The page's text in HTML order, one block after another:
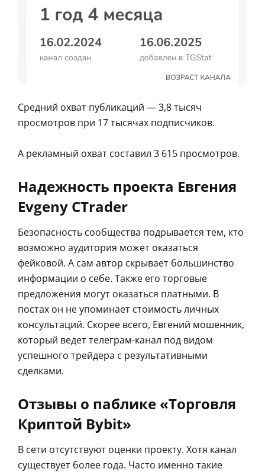
Средний охват публикаций — 3,8 тысяч
просмотров при 17 тысячах подписчиков.
А рекламный охват составил 3 615 просмотров.
Надежность проекта Евгения
Evgeny CTrader
Безопасность сообщества подрывается тем, кто
возможно аудитория может оказаться
фейковой. А сам автор скрывает большинство
информации о себе. Также его торговые
предложения могут оказаться платными. В
постах он не упоминает стоимость личных
консультаций. Скорее всего, Евгений мошенник,
который ведет телеграм-канал под видом
успешного трейдера с результативными
сделками.
Отзывы о паблике «Торговля
Криптой Bybit»
В сети отсутствуют оценки проекту. Хотя канал
существует более года. Часто именно такие